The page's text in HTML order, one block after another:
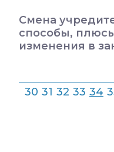
Смена
способы,
изменения в
30 31 32 33 34